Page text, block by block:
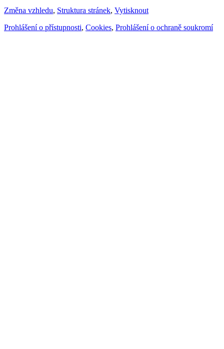
Změna vzhledu, Struktura stránek, Vytisknout
Prohlášení o přístupnosti, Cookies, Prohlášení o ochraně soukromí